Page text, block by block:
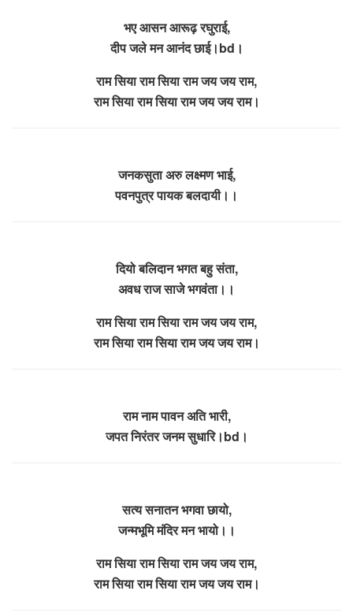
भए आसन आरूढ़ रघुराई,
दीप जले मन आनंद छाई।bd।
राम सिया राम सिया राम जय जय राम,
राम सिया राम सिया राम जय जय राम।
जनकसुता अरु लक्ष्मण भाई,
पवनपुत्र पायक बलदायी।।
दियो बलिदान भगत बहु संता,
अवध राज साजे भगवंता।।
राम सिया राम सिया राम जय जय राम,
राम सिया राम सिया राम जय जय राम।
राम नाम पावन अति भारी,
जपत निरंतर जनम सुधारि।bd।
सत्य सनातन भगवा छायो,
जन्मभूमि मंदिर मन भायो।।
राम सिया राम सिया राम जय जय राम,
राम सिया राम सिया राम जय जय राम।